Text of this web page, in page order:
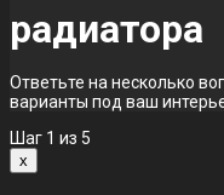
радиатора
Ответьте на несколько
варианты под ваш
Шаг 1 из 5
x